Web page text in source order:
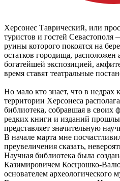
Херсонес Таврический, или
туристов и гостей
руины которого покоятся на
остатков городища, расположен
богатейшей экспозицией,
время ставят театральные
Но мало кто знает, что в недрах
территории Херсонеса
библиотека, собравшая в своих
редких книги и изданий
представляет значительную
В начале марта мне
преувеличения сказать,
Научная библиотека была
Казимировичем Косцюшко-
основателем археологического